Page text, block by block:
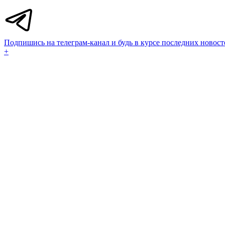
Подпишись на телеграм-канал и будь в курсе последних
+